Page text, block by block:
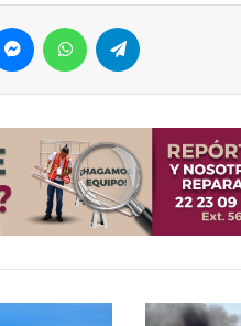
MessengerWhatsApp
Sube